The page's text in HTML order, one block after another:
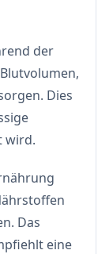
der
Dies
wird.
Das
eine